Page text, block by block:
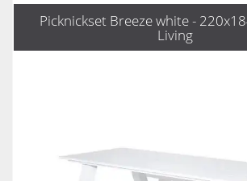
Picknickset Breeze white -
Living